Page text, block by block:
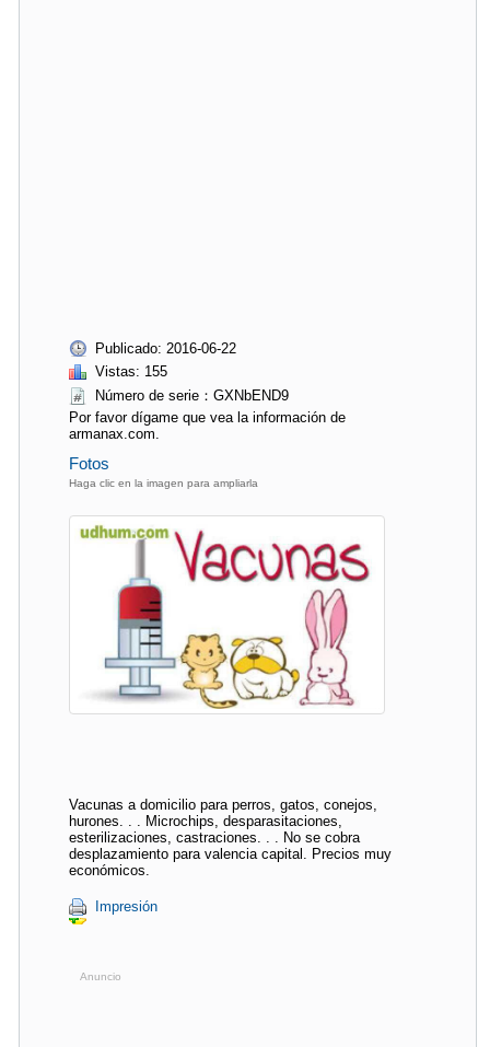
Publicado: 2016-06-22
Vistas: 155
Número de serie：GXNbEND9
Por favor dígame que vea la información de
armanax.com.
Fotos
Haga clic en la imagen para ampliarla
Vacunas a domicilio para perros, gatos, conejos,
hurones. . . Microchips, desparasitaciones,
esterilizaciones, castraciones. . . No se cobra
desplazamiento para valencia capital. Precios muy
económicos.
Impresión
Anuncio